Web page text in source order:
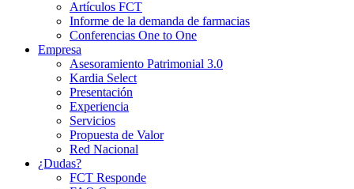
Artículos FCT
Informe de la demanda de farmacias
Conferencias One to One
Empresa
Asesoramiento Patrimonial 3.0
Kardia Select
Presentación
Experiencia
Servicios
Propuesta de Valor
Red Nacional
¿Dudas?
FCT Responde